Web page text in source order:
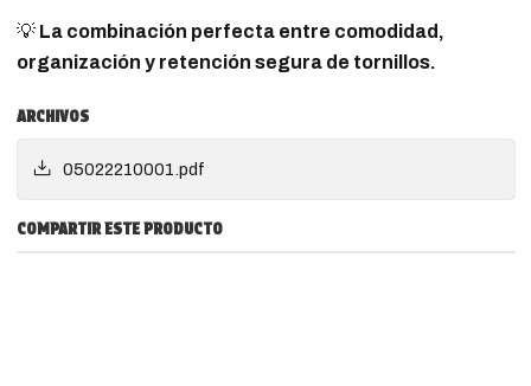
💡 La combinación perfecta entre comodidad,
organización y retención segura de tornillos.
ARCHIVOS
05022210001.pdf
COMPARTIR ESTE PRODUCTO